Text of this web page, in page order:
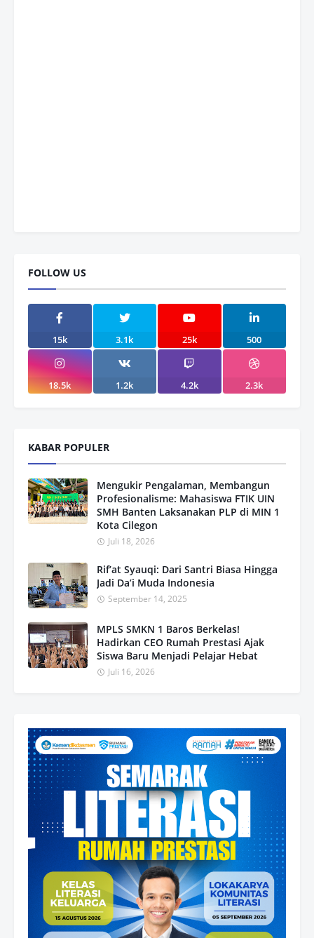
FOLLOW US
15k 3.1k 25k 500
18.5k 1.2k 4.2k 2.3k
KABAR POPULER
Mengukir Pengalaman, Membangun
Profesionalisme: Mahasiswa FTIK UIN
SMH Banten Laksanakan PLP di MIN 1
Kota Cilegon
Juli 18, 2026
Rif’at Syauqi: Dari Santri Biasa Hingga
Jadi Da’i Muda Indonesia
September 14, 2025
MPLS SMKN 1 Baros Berkelas!
Hadirkan CEO Rumah Prestasi Ajak
Siswa Baru Menjadi Pelajar Hebat
Juli 16, 2026